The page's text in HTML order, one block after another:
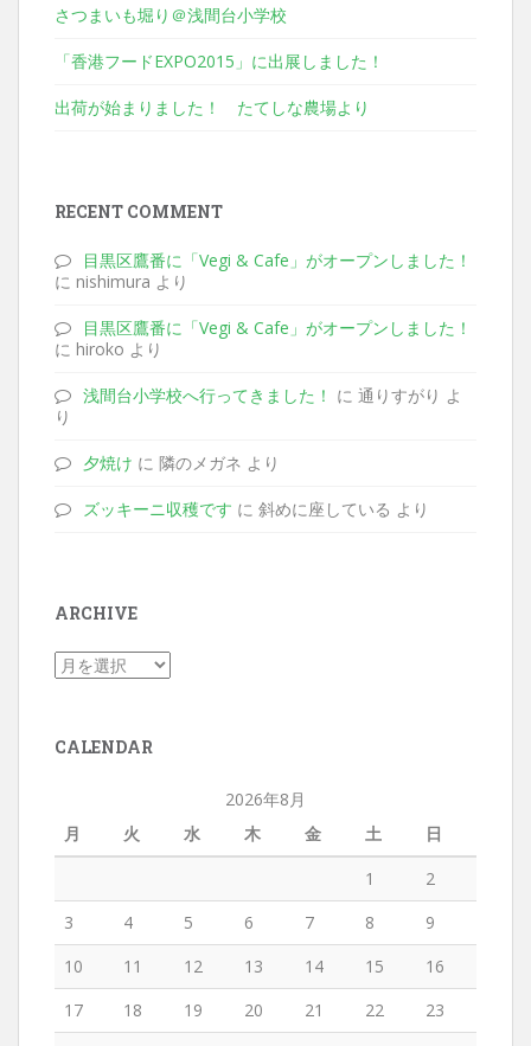
さつまいも堀り＠浅間台小学校
「香港フードEXPO2015」に出展しました！
出荷が始まりました！ たてしな農場より
RECENT COMMENT
目黒区鷹番に「Vegi & Cafe」がオープンしました！
に nishimura より
目黒区鷹番に「Vegi & Cafe」がオープンしました！
に hiroko より
浅間台小学校へ行ってきました！ に 通りすがり よ
り
夕焼け に 隣のメガネ より
ズッキーニ収穫です に 斜めに座している より
ARCHIVE
CALENDAR
2026年8月
月
火 水 木 金 土 日
1
2
3
4 5 6 7 8
9
10
11 12 13 14 15
16
17
18 19 20 21 22
23